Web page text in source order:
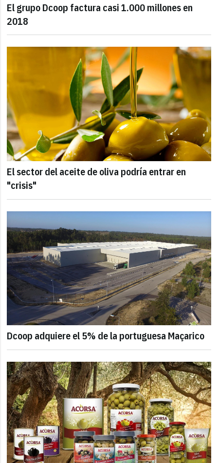
El grupo Dcoop factura casi 1.000 millones en
2018
El sector del aceite de oliva podría entrar en
"crisis"
Dcoop adquiere el 5% de la portuguesa Maçarico